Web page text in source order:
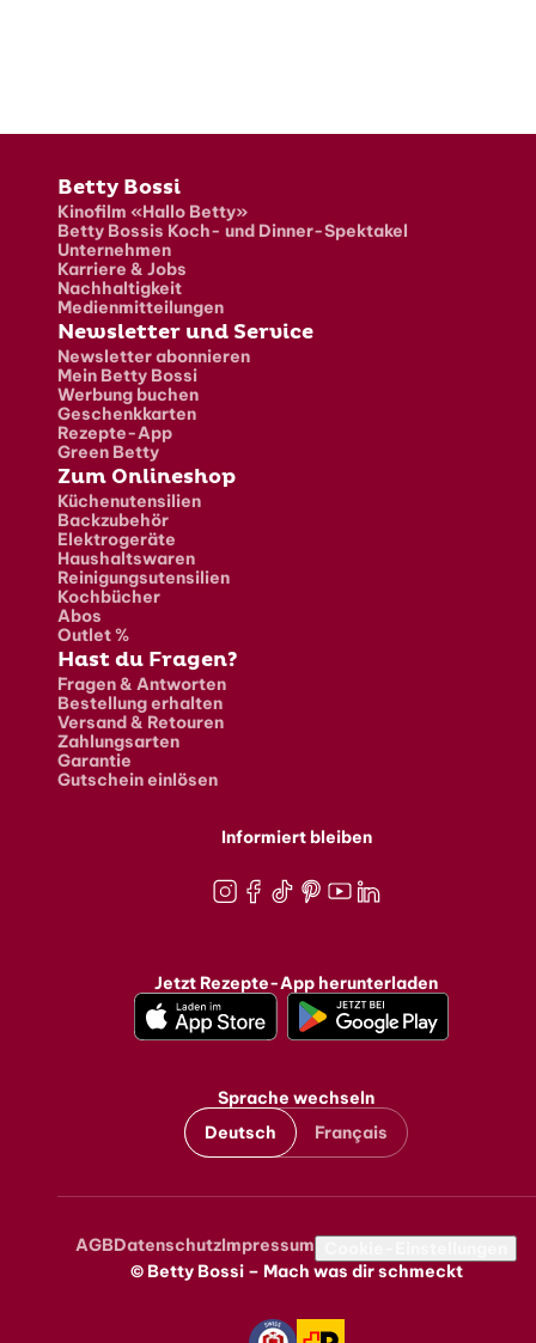
Fusszeile
Betty Bossi
Kinofilm «Hallo Betty»
Betty Bossis Koch- und Dinner-Spektakel
Unternehmen
Karriere & Jobs
Nachhaltigkeit
Medienmitteilungen
Newsletter und Service
Newsletter abonnieren
Mein Betty Bossi
Werbung buchen
Geschenkkarten
Rezepte-App
Green Betty
Zum Onlineshop
Küchenutensilien
Backzubehör
Elektrogeräte
Haushaltswaren
Reinigungsutensilien
Kochbücher
Abos
Outlet %
Hast du Fragen?
Fragen & Antworten
Bestellung erhalten
Versand & Retouren
Zahlungsarten
Garantie
Gutschein einlösen
Informiert bleiben
Jetzt Rezepte-App herunterladen
Sprache wechseln
Deutsch
Français
Metanavigation
AGBDatenschutzImpressum
© Betty Bossi – Mach was dir schmeckt